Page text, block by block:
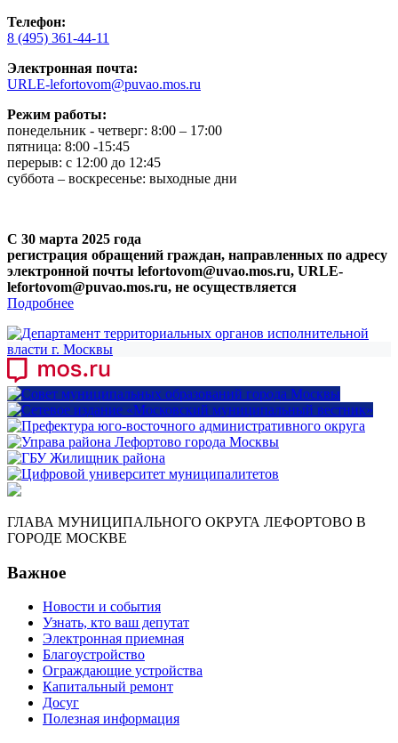
Телефон:
8 (495) 361-44-11
Электронная почта:
URLE-lefortovom@puvao.mos.ru
Режим работы:
понедельник - четверг: 8:00 – 17:00
пятница: 8:00 -15:45
перерыв: с 12:00 до 12:45
суббота – воскресенье: выходные дни
С 30 марта 2025 года
регистрация обращений граждан, направленных по адресу
электронной почты lefortovom@uvao.mos.ru, URLE-
lefortovom@puvao.mos.ru, не осуществляется
Подробнее
ГЛАВА МУНИЦИПАЛЬНОГО ОКРУГА ЛЕФОРТОВО В
ГОРОДЕ МОСКВЕ
Важное
Новости и события
Узнать, кто ваш депутат
Электронная приемная
Благоустройство
Ограждающие устройства
Капитальный ремонт
Досуг
Полезная информация